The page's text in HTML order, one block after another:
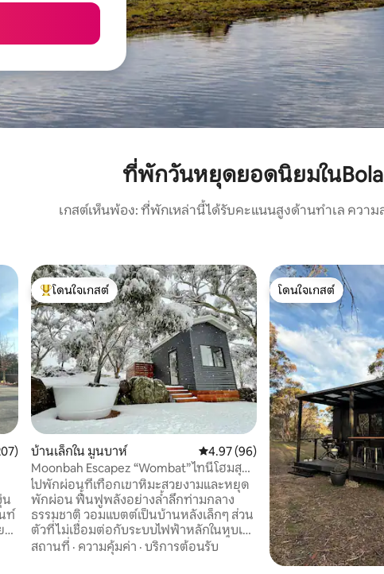
ที่พักวันหยุดยอดนิยมใน
เกสต์เห็นพ้อง: ที่พักเหล่านี้ได้รับคะแนนสูงด้านทำเล ความ
เฉลี่ย 5 จาก 5, 207 รีวิว
น
ท์
ง
โดนใจเกสต์ที่สุด
โดนใจเกสต์
บ้านเล็กใน มูนบาห์ คะแนนเฉลี่ย 4.97 จาก 5, 96 รีวิว
4.97 (96)
Moonbah Escapez “Wombat” ไทนีโฮมสุด
หรูและโรแมนติก
ไปพักผ่อนที่เทือกเขาหิมะสวยงามและหยุด
พักผ่อน ฟื้นฟูพลังอย่างล้ำลึกท่ามกลาง
ธรรมชาติ วอมแบตต์เป็นบ้านหลังเล็กๆ ส่วน
ตัวที่ไม่เชื่อมต่อกับระบบไฟฟ้าหลักในหุบเขา
มูนบาห์ ห่างจากจินดาบายน์ 15 นาที ที่พัก
แห่งนี้ตั้งอยู่เหนือแม่น้ำ และได้รับการ
สถานที่ · ความคุ้มค่า · บริการต้อนรับ
โดนใจเกสต์
โดนใจเกสต์